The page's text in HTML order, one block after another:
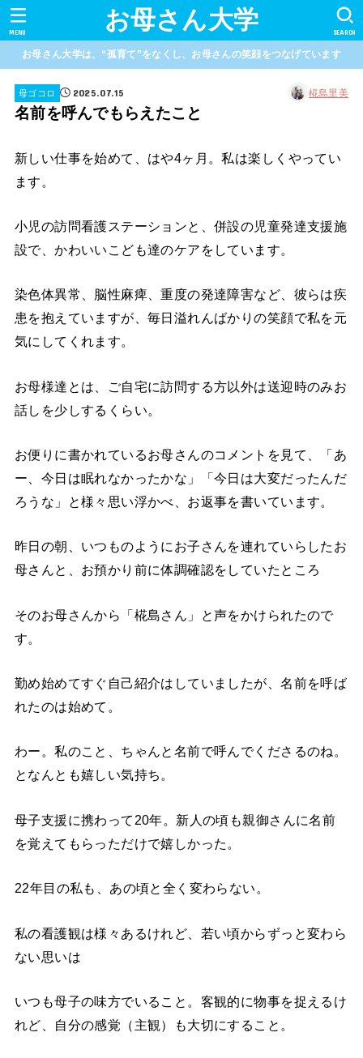
お母さん大学 SEARCH
MENU
お母さん大学は、“孤育て”をなくし、お母さんの笑顔をつなげています
母ゴコロ 2025.07.15 椛島里美
名前を呼んでもらえたこと
新しい仕事を始めて、はや4ヶ月。私は楽しくやってい
ます。
小児の訪問看護ステーションと、併設の児童発達支援施
設で、かわいいこども達のケアをしています。
染色体異常、脳性麻痺、重度の発達障害など、彼らは疾
患を抱えていますが、毎日溢れんばかりの笑顔で私を元
気にしてくれます。
お母様達とは、ご自宅に訪問する方以外は送迎時のみお
話しを少しするくらい。
お便りに書かれているお母さんのコメントを見て、「あ
ー、今日は眠れなかったかな」「今日は大変だったんだ
ろうな」と様々思い浮かべ、お返事を書いています。
昨日の朝、いつものようにお子さんを連れていらしたお
母さんと、お預かり前に体調確認をしていたところ
そのお母さんから「椛島さん」と声をかけられたので
す。
勤め始めてすぐ自己紹介はしていましたが、名前を呼ば
れたのは始めて。
わー。私のこと、ちゃんと名前で呼んでくださるのね。
となんとも嬉しい気持ち。
母子支援に携わって20年。新人の頃も親御さんに名前
を覚えてもらっただけで嬉しかった。
22年目の私も、あの頃と全く変わらない。
私の看護観は様々あるけれど、若い頃からずっと変わら
ない思いは
いつも母子の味方でいること。客観的に物事を捉えるけ
れど、自分の感覚（主観）も大切にすること。